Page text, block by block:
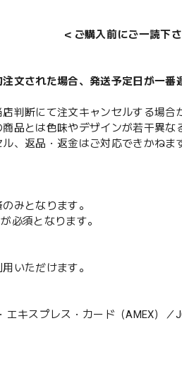
＜ご購入前にご一読下
文された場合、発送予定日が一番
判断にて注文キャンセルする場合
品とは色味やデザインが若干異な
、返品・返金はご対応できかねま
みとなります。
必須となります。
いただけます。
キスプレス・カード（AMEX）／